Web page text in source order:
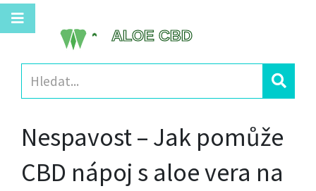
Nespavost – Jak pomůže
CBD nápoj s aloe vera na